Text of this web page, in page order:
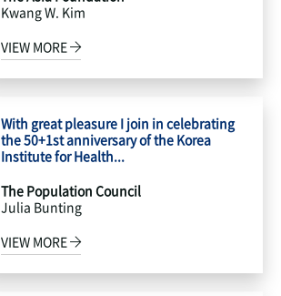
Kwang W. Kim
VIEW MORE
With great pleasure I join in celebrating
the 50+1st anniversary of the Korea
Institute for Health...
The Population Council
Julia Bunting
VIEW MORE